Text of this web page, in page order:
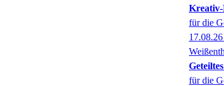
Kreativ-
für die
17.08.26
für die